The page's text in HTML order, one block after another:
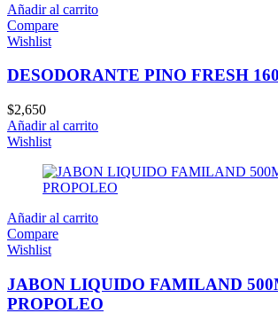
Añadir al carrito
Compare
Wishlist
DESODORANTE PINO FRESH
$2,650
Añadir al carrito
Wishlist
Añadir al carrito
Compare
Wishlist
JABON LIQUIDO FAMILAND
PROPOLEO